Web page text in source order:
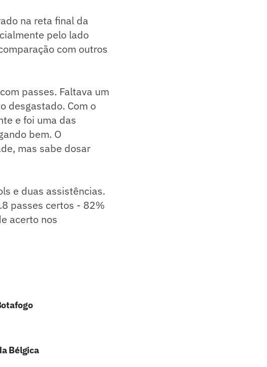
na reta final da
pelo lado
com outros
passes. Faltava um
desgastado. Com o
e foi uma das
bem. O
mas sabe dosar
e duas assistências.
passes certos - 82%
acerto nos
Bélgica